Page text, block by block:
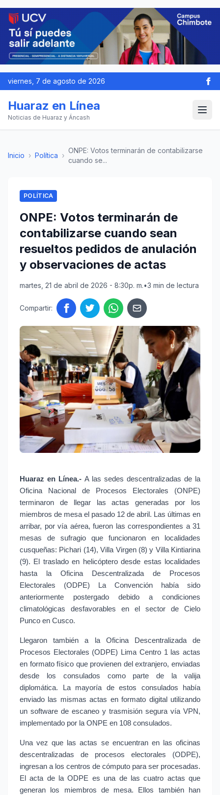
viernes, 7 de agosto de 2026
Huaraz en Línea
Noticias de Huaraz y Áncash
Inicio › Política ›
ONPE: Votos terminarán de contabilizarse
cuando se...
POLÍTICA
ONPE: Votos terminarán de
contabilizarse cuando sean
resueltos pedidos de anulación
y observaciones de actas
martes, 21 de abril de 2026 - 8:30p. m.•3 min de lectura
Compartir:
Huaraz en Línea.- A las sedes descentralizadas de la
Oficina Nacional de Procesos Electorales (ONPE)
terminaron de llegar las actas generadas por los
miembros de mesa el pasado 12 de abril. Las últimas en
arribar, por vía aérea, fueron las correspondientes a 31
mesas de sufragio que funcionaron en localidades
cusqueñas: Pichari (14), Villa Virgen (8) y Villa Kintiarina
(9). El traslado en helicóptero desde estas localidades
hasta la Oficina Descentralizada de Procesos
Electorales (ODPE) La Convención había sido
anteriormente postergado debido a condiciones
climatológicas desfavorables en el sector de Cielo
Punco en Cusco.
Llegaron también a la Oficina Descentralizada de
Procesos Electorales (ODPE) Lima Centro 1 las actas
en formato físico que provienen del extranjero, enviadas
desde los consulados como parte de la valija
diplomática. La mayoría de estos consulados había
enviado las mismas actas en formato digital utilizando
un software de escaneo y trasmisión segura vía VPN,
implementado por la ONPE en 108 consulados.
Una vez que las actas se encuentran en las oficinas
descentralizadas de procesos electorales (ODPE),
ingresan a los centros de cómputo para ser procesadas.
El acta de la ODPE es una de las cuatro actas que
generan los miembros de mesa. Ellos también han